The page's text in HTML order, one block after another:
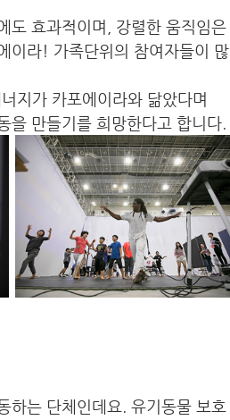
도 효과적이며, 강렬한 움직임은
이라! 가족단위의 참여자들이 많
지가 카포에이라와 닮았다며
을 만들기를 희망한다고 합니다.
하는 단체인데요. 유기동물 보호